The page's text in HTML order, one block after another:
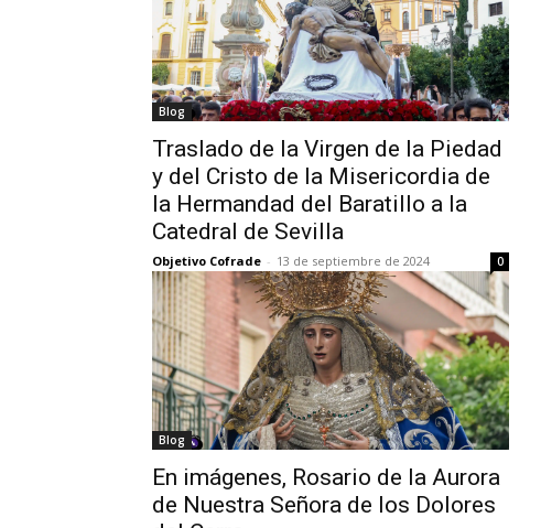
Blog
Traslado de la Virgen de la Piedad
y del Cristo de la Misericordia de
la Hermandad del Baratillo a la
Catedral de Sevilla
Objetivo Cofrade - 13 de septiembre de 2024 0
Blog
En imágenes, Rosario de la Aurora
de Nuestra Señora de los Dolores